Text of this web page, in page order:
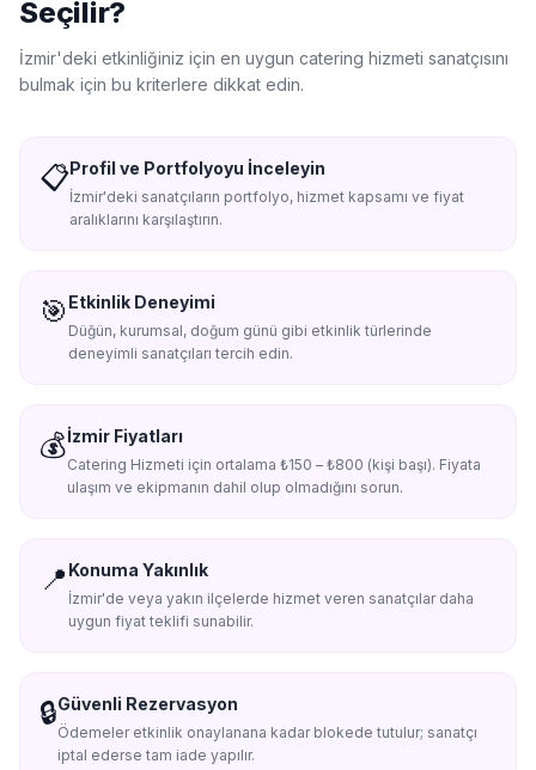
konsept masa tasarımı, gıda güvenliği ve hijyen danışmanlığı,
danışmanlığı, atıştırmalık kutu paketleme, mezuniyet ve parti
cateringi, açık büfe sushi düzenlemesi, açılış ve lansman
Seçilir?
İzmir'deki etkinliğiniz için en uygun catering hizmeti sanatçısını
bulmak için bu kriterlere dikkat edin.
📋Profil ve Portfolyoyu İnceleyin
İzmir'deki sanatçıların portfolyo, hizmet kapsamı ve fiyat
aralıklarını karşılaştırın.
🎯 Etkinlik Deneyimi
Düğün, kurumsal, doğum günü gibi etkinlik türlerinde
deneyimli sanatçıları tercih edin.
💰İzmir Fiyatları
Catering Hizmeti için ortalama ₺150 – ₺800 (kişi başı). Fiyata
ulaşım ve ekipmanın dahil olup olmadığını sorun.
📍 Konuma Yakınlık
İzmir'de veya yakın ilçelerde hizmet veren sanatçılar daha
uygun fiyat teklifi sunabilir.
🔒Güvenli Rezervasyon
Ödemeler etkinlik onaylanana kadar blokede tutulur; sanatçı
iptal ederse tam iade yapılır.